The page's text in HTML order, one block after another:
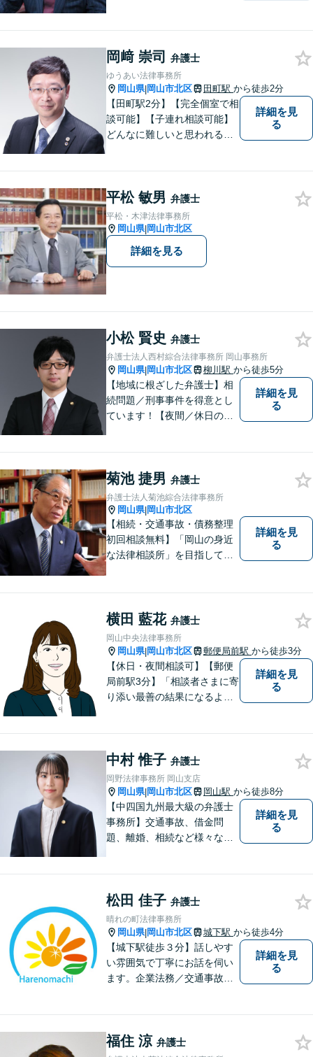
岡﨑 崇司 弁護士
ゆうあい法律事務所
岡山県|岡山市北区 田町駅 から徒歩2分
【田町駅2分】【完全個室で相
談可能】【子連れ相談可能】
どんなに難しいと思われる案
ている皆さまの現状を良い方
向に変化させることができる
ように全力を尽くします。
詳細を見
る
平松 敏男 弁護士
平松・木津法律事務所
岡山県|岡山市北区
詳細を見る
小松 賢史 弁護士
弁護士法人西村綜合法律事務所 岡山事務所
岡山県|岡山市北区 柳川駅 から徒歩5分
【地域に根ざした弁護士】相
続問題／刑事事件を得意とし
ています！【夜間／休日の相
詳細を見
る
菊池 捷男 弁護士
弁護士法人菊池綜合法律事務所
岡山県|岡山市北区
【相続・交通事故・債務整理
初回相談無料】「岡山の身近
な法律相談所」を目指してい
んなささいなことでも構いま
せん。お気軽にご相談くださ
い。【土曜日も受付可能】
【専用駐車場あり】
詳細を見
る
横田 藍花 弁護士
岡山中央法律事務所
岡山県|岡山市北区 郵便局前駅 から徒歩3分
【休日・夜間相談可】【郵便
局前駅3分】「相談者さまに寄
り添い最善の結果になるよう
よる不当な取り調べや身体拘
束から、依頼者さまの利益を
守ります【完全個室相談】
詳細を見
る
中村 惟子 弁護士
岡野法律事務所 岡山支店
岡山県|岡山市北区 岡山駅 から徒歩8分
【中四国九州最大級の弁護士
事務所】交通事故、借金問
題、離婚、相続など様々な問
い！
詳細を見
る
松田 佳子 弁護士
晴れの町法律事務所
岡山県|岡山市北区 城下駅 から徒歩4分
【城下駅徒歩３分】話しやす
い雰囲気で丁寧にお話を伺い
ます。企業法務／交通事故／
詳細を見
る
福住 涼 弁護士